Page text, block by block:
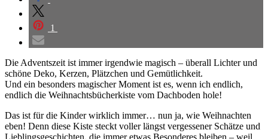
1
Die Adventszeit ist immer irgendwie magisch – überall Lichter und
schöne Deko, Kerzen, Plätzchen und Gemütlichkeit.
Und ein besonders magischer Moment ist es, wenn ich endlich,
endlich die Weihnachtsbücherkiste vom Dachboden hole!
Das ist für die Kinder wirklich immer… nun ja, wie Weihnachten
eben! Denn diese Kiste steckt voller längst vergessener Schätze und
Lieblingsgeschichten, die immer etwas Besonderes bleiben – weil